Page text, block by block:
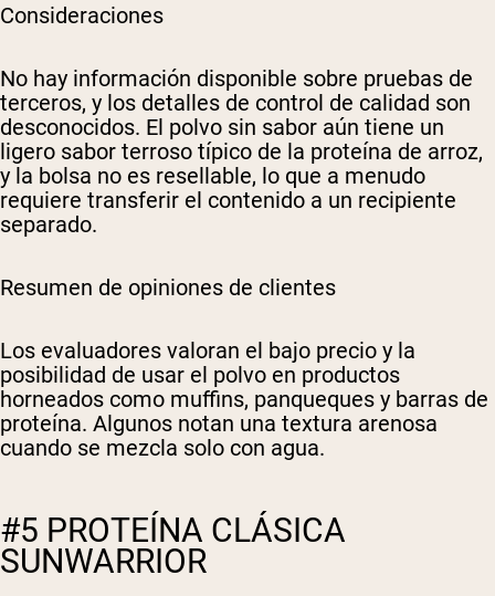
Consideraciones
No hay información disponible sobre pruebas de
terceros, y los detalles de control de calidad son
desconocidos. El polvo sin sabor aún tiene un
ligero sabor terroso típico de la proteína de arroz,
y la bolsa no es resellable, lo que a menudo
requiere transferir el contenido a un recipiente
separado.
Resumen de opiniones de clientes
Los evaluadores valoran el bajo precio y la
posibilidad de usar el polvo en productos
horneados como muffins, panqueques y barras de
proteína. Algunos notan una textura arenosa
cuando se mezcla solo con agua.
#5 PROTEÍNA CLÁSICA
SUNWARRIOR